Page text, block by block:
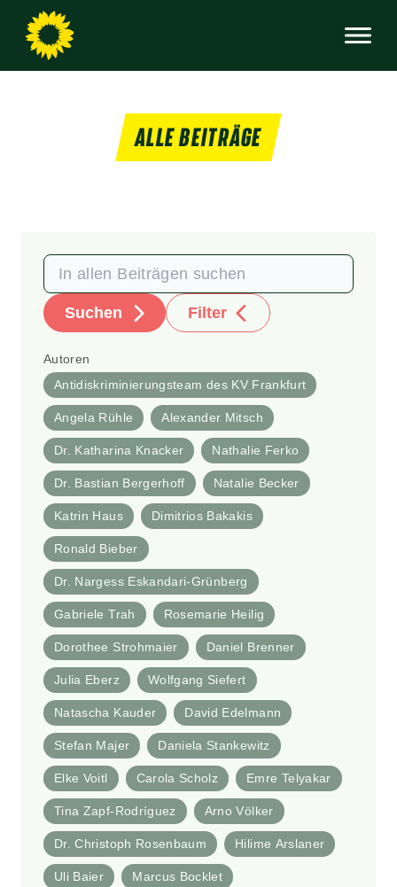
ALLE BEITRÄGE
Suchen Filter
Autoren
Antidiskriminierungsteam des KV Frankfurt
Angela Rühle Alexander Mitsch
Dr. Katharina Knacker Nathalie Ferko
Dr. Bastian Bergerhoff Natalie Becker
Katrin Haus Dimitrios Bakakis
Ronald Bieber
Dr. Nargess Eskandari-Grünberg
Gabriele Trah Rosemarie Heilig
Dorothee Strohmaier Daniel Brenner
Julia Eberz Wolfgang Siefert
Natascha Kauder David Edelmann
Stefan Majer Daniela Stankewitz
Elke Voitl Carola Scholz Emre Telyakar
Tina Zapf-Rodríguez Arno Völker
Dr. Christoph Rosenbaum Hilime Arslaner
Uli Baier Marcus Bocklet